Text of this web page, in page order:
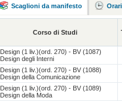
Scaglioni da manifesto
Corso di Studi
Design (1 liv.)(ord. 270) - BV (1087)
Design degli Interni
Design (1 liv.)(ord. 270) - BV (1088)
Design della Comunicazione
Design (1 liv.)(ord. 270) - BV (1089)
Design della Moda